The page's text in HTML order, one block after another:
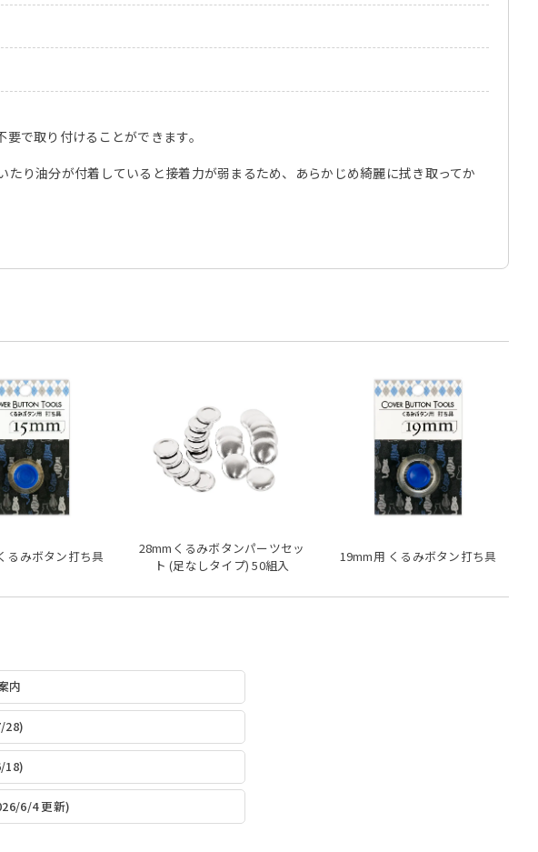
で取り付けることができます。
り油分が付着していると接着力が弱まるため、あらかじめ綺麗に拭き取ってか
るみボタン打ち具
28mmくるみボタンパーツセッ
ト (足なしタイプ) 50組入
19mm用 くるみボタン打ち具
内
28)
18)
6/4 更新)